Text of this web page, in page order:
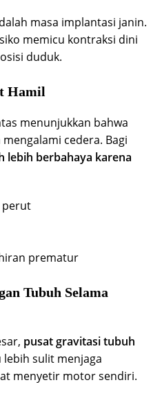
masa implantasi janin.
memicu kontraksi dini
duduk.
Hamil
menunjukkan bahwa
cedera. Bagi
lebih berbahaya karena
perut
prematur
Tubuh Selama
pusat gravitasi tubuh
sulit menjaga
menyetir motor sendiri.